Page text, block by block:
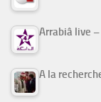
Arrabiâ live